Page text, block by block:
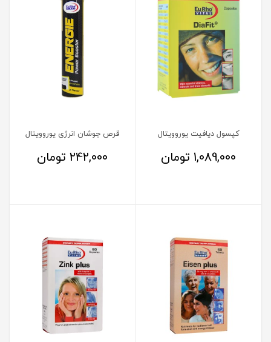
کپسول دیافیت یوروویتال
1,089,000 تومان
قرص جوشان انرژی یوروویتال
242,000تومان